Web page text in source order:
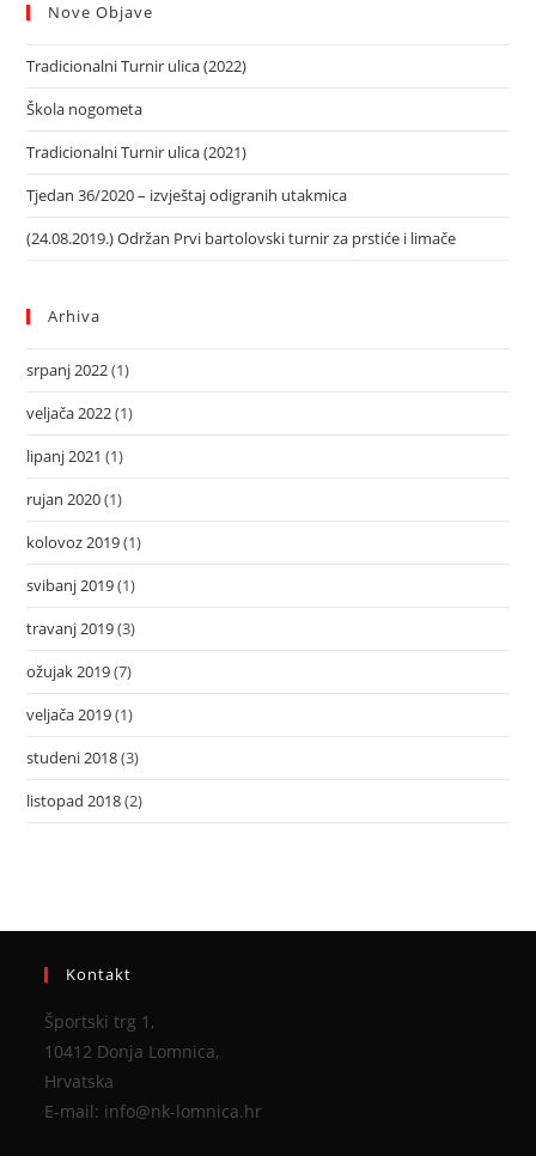
Nove Objave
Tradicionalni Turnir ulica (2022)
Škola nogometa
Tradicionalni Turnir ulica (2021)
Tjedan 36/2020 – izvještaj odigranih utakmica
(24.08.2019.) Održan Prvi bartolovski turnir za prstiće i limače
Arhiva
srpanj 2022(1)
veljača 2022(1)
lipanj 2021 (1)
rujan 2020(1)
kolovoz 2019(1)
svibanj 2019(1)
travanj 2019(3)
ožujak 2019(7)
veljača 2019(1)
studeni 2018(3)
listopad 2018(2)
Kontakt
Športski trg 1,
10412 Donja Lomnica,
Hrvatska
E-mail: info@nk-lomnica.hr